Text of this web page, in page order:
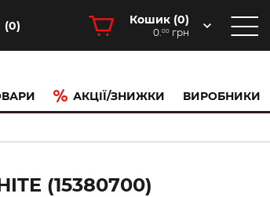
(0) Кошик (0)
0.00 грн
АКЦІЇ/ЗНИЖКИ ВИРОБНИКИ
(15380700)